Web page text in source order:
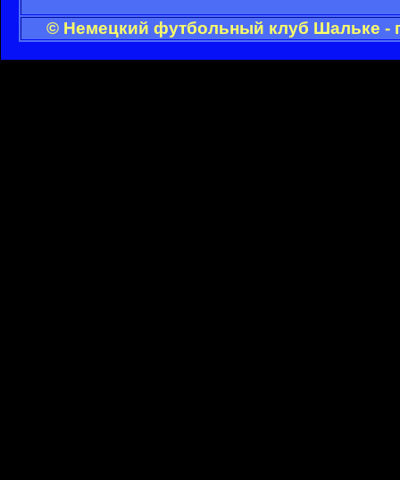
© Немецкий футбольный клуб Шальке -